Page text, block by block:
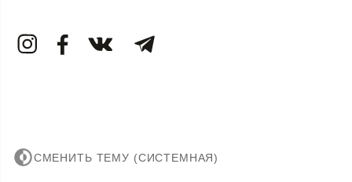
СМЕНИТЬ ТЕМУ (СИСТЕМНАЯ)